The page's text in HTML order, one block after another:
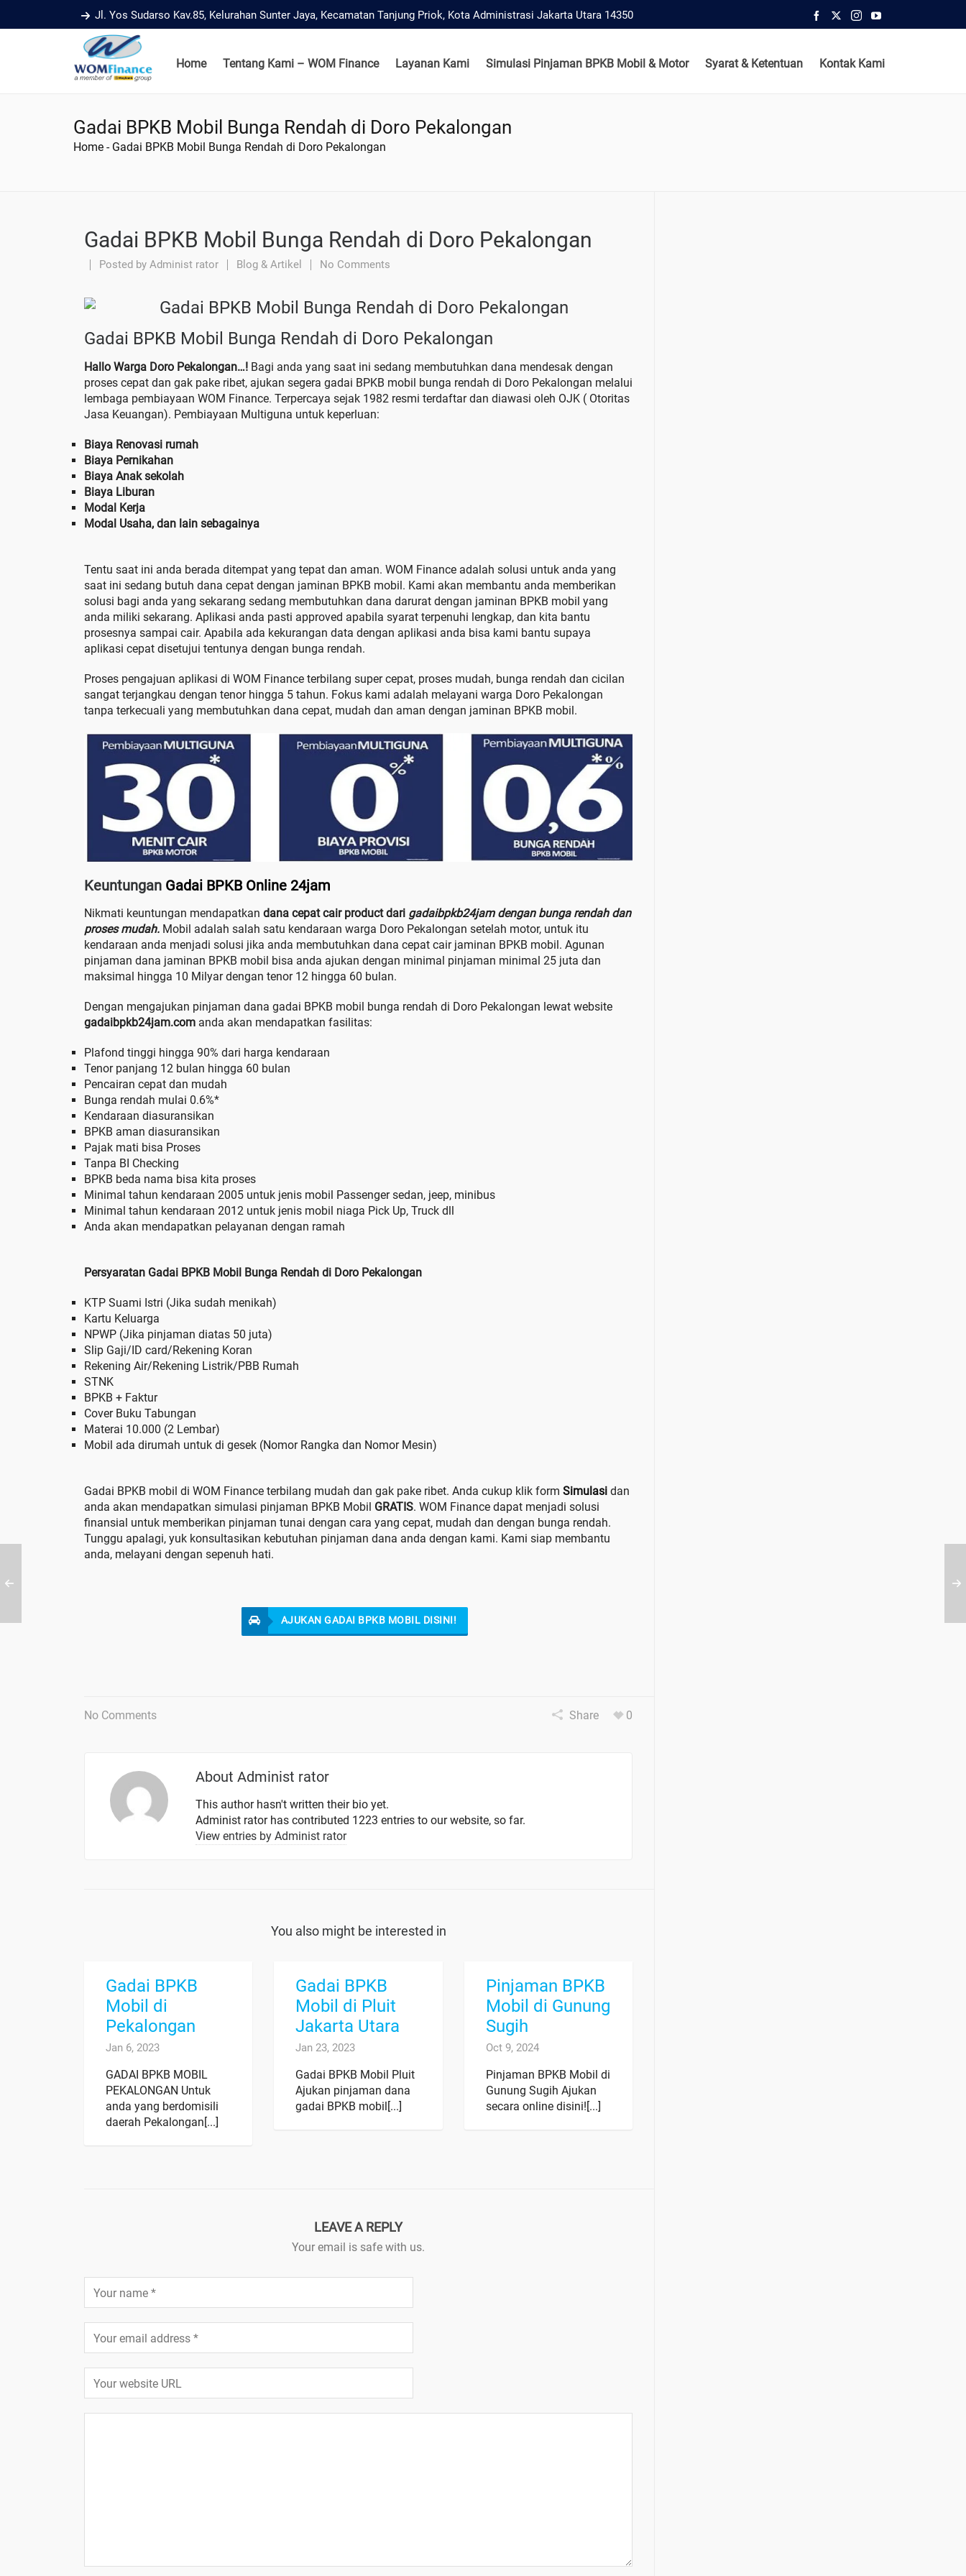
Jl. Yos Sudarso Kav.85, Kelurahan Sunter Jaya, Kecamatan Tanjung Priok, Kota Administrasi Jakarta Utara 14350
Home Tentang Kami – WOM Finance Layanan Kami Simulasi Pinjaman BPKB Mobil & Motor Syarat & Ketentuan Kontak Kami
Gadai BPKB Mobil Bunga Rendah di Doro Pekalongan
Home - Gadai BPKB Mobil Bunga Rendah di Doro Pekalongan
Gadai BPKB Mobil Bunga Rendah di Doro Pekalongan
Posted by Administ rator Blog & Artikel No Comments
Gadai BPKB Mobil Bunga Rendah di Doro Pekalongan
Hallo Warga Doro Pekalongan…! Bagi anda yang saat ini sedang membutuhkan dana mendesak dengan
proses cepat dan gak pake ribet, ajukan segera gadai BPKB mobil bunga rendah di Doro Pekalongan melalui
lembaga pembiayaan WOM Finance. Terpercaya sejak 1982 resmi terdaftar dan diawasi oleh OJK ( Otoritas
Jasa Keuangan). Pembiayaan Multiguna untuk keperluan:
Biaya Renovasi rumah
Biaya Pernikahan
Biaya Anak sekolah
Biaya Liburan
Modal Kerja
Modal Usaha, dan lain sebagainya
Tentu saat ini anda berada ditempat yang tepat dan aman. WOM Finance adalah solusi untuk anda yang
saat ini sedang butuh dana cepat dengan jaminan BPKB mobil. Kami akan membantu anda memberikan
solusi bagi anda yang sekarang sedang membutuhkan dana darurat dengan jaminan BPKB mobil yang
anda miliki sekarang. Aplikasi anda pasti approved apabila syarat terpenuhi lengkap, dan kita bantu
prosesnya sampai cair. Apabila ada kekurangan data dengan aplikasi anda bisa kami bantu supaya
aplikasi cepat disetujui tentunya dengan bunga rendah.
Proses pengajuan aplikasi di WOM Finance terbilang super cepat, proses mudah, bunga rendah dan cicilan
sangat terjangkau dengan tenor hingga 5 tahun. Fokus kami adalah melayani warga Doro Pekalongan
tanpa terkecuali yang membutuhkan dana cepat, mudah dan aman dengan jaminan BPKB mobil.
Keuntungan Gadai BPKB Online 24jam
Nikmati keuntungan mendapatkan dana cepat cair product dari gadaibpkb24jam dengan bunga rendah dan
proses mudah. Mobil adalah salah satu kendaraan warga Doro Pekalongan setelah motor, untuk itu
kendaraan anda menjadi solusi jika anda membutuhkan dana cepat cair jaminan BPKB mobil. Agunan
pinjaman dana jaminan BPKB mobil bisa anda ajukan dengan minimal pinjaman minimal 25 juta dan
maksimal hingga 10 Milyar dengan tenor 12 hingga 60 bulan.
Dengan mengajukan pinjaman dana gadai BPKB mobil bunga rendah di Doro Pekalongan lewat website
gadaibpkb24jam.com anda akan mendapatkan fasilitas:
Plafond tinggi hingga 90% dari harga kendaraan
Tenor panjang 12 bulan hingga 60 bulan
Pencairan cepat dan mudah
Bunga rendah mulai 0.6%*
Kendaraan diasuransikan
BPKB aman diasuransikan
Pajak mati bisa Proses
Tanpa BI Checking
BPKB beda nama bisa kita proses
Minimal tahun kendaraan 2005 untuk jenis mobil Passenger sedan, jeep, minibus
Minimal tahun kendaraan 2012 untuk jenis mobil niaga Pick Up, Truck dll
Anda akan mendapatkan pelayanan dengan ramah
Persyaratan Gadai BPKB Mobil Bunga Rendah di Doro Pekalongan
KTP Suami Istri (Jika sudah menikah)
Kartu Keluarga
NPWP (Jika pinjaman diatas 50 juta)
Slip Gaji/ID card/Rekening Koran
Rekening Air/Rekening Listrik/PBB Rumah
STNK
BPKB + Faktur
Cover Buku Tabungan
Materai 10.000 (2 Lembar)
Mobil ada dirumah untuk di gesek (Nomor Rangka dan Nomor Mesin)
Gadai BPKB mobil di WOM Finance terbilang mudah dan gak pake ribet. Anda cukup klik form Simulasi dan
anda akan mendapatkan simulasi pinjaman BPKB Mobil GRATIS. WOM Finance dapat menjadi solusi
finansial untuk memberikan pinjaman tunai dengan cara yang cepat, mudah dan dengan bunga rendah.
Tunggu apalagi, yuk konsultasikan kebutuhan pinjaman dana anda dengan kami. Kami siap membantu
anda, melayani dengan sepenuh hati.
AJUKAN GADAI BPKB MOBIL DISINI!
No Comments Share 0
About Administ rator
This author hasn't written their bio yet.
Administ ratorhas contributed 1223 entries to our website, so far.
View entries by Administ rator
You also might be interested in
Gadai BPKB
Mobil di
Pekalongan
Jan 6, 2023
GADAI BPKB MOBIL
PEKALONGAN Untuk
anda yang berdomisili
daerah Pekalongan[...]
Gadai BPKB
Mobil di Pluit
Jakarta Utara
Jan 23, 2023
Gadai BPKB Mobil Pluit
Ajukan pinjaman dana
gadai BPKB mobil[...]
Pinjaman BPKB
Mobil di Gunung
Sugih
Oct 9, 2024
Pinjaman BPKB Mobil di
Gunung Sugih Ajukan
secara online disini![...]
LEAVE A REPLY
Your email is safe with us.